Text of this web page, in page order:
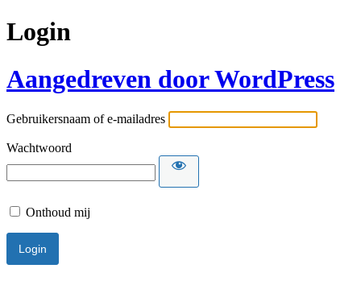
Login
Aangedreven door WordPress
Gebruikersnaam of e-mailadres
Wachtwoord
Onthoud mij